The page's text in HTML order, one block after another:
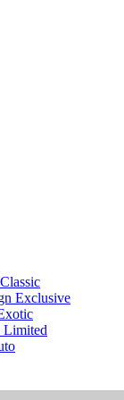
Exclusive
Limited